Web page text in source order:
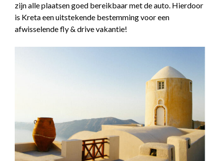
zijn alle plaatsen goed bereikbaar met de auto. Hierdoor
is Kreta een uitstekende bestemming voor een
afwisselende fly & drive vakantie!